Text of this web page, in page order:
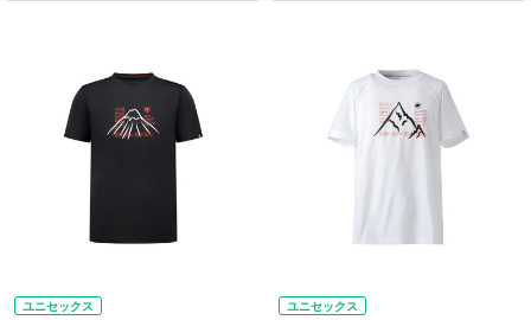
ユニセックス ユニセックス